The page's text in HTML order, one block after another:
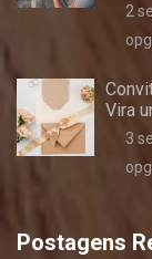
2
Vira
3
Postagens